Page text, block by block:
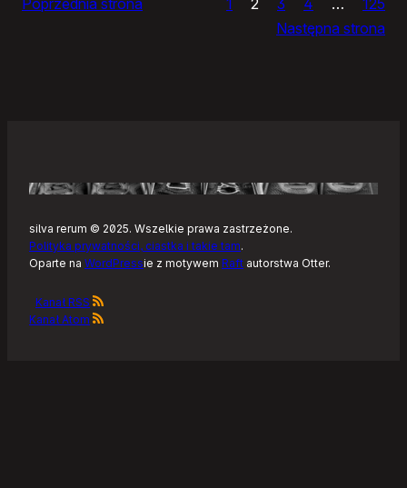
Następna strona
silva rerum © 2025. Wszelkie prawa zastrzeżone.
Polityka prywatności, ciastka i takie tam.
Oparte na WordPressie z motywem Raft autorstwa Otter.
Kanał RSS
Kanał Atom